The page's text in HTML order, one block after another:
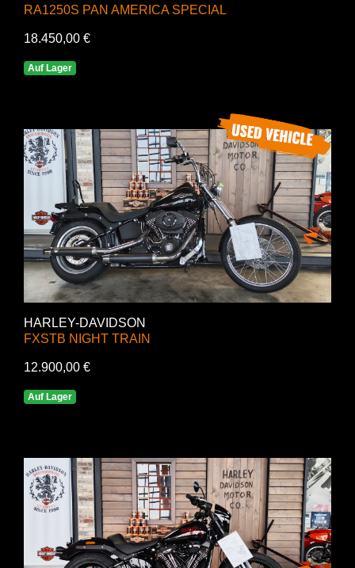
RA1250S PAN AMERICA SPECIAL
18.450,00 €
Auf Lager
HARLEY-DAVIDSON
FXSTB NIGHT TRAIN
12.900,00 €
Auf Lager